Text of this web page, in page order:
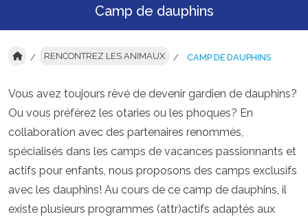
Camp de dauphins
RENCONTREZ LES ANIMAUX CAMP DE DAUPHINS
Vous avez toujours rêvé de devenir gardien de dauphins?
Ou vous préférez les otaries ou les phoques? En
collaboration avec des partenaires renommés,
spécialisés dans les camps de vacances passionnants et
actifs pour enfants, nous proposons des camps exclusifs
avec les dauphins! Au cours de ce camp de dauphins, il
existe plusieurs programmes (attr)actifs adaptés aux